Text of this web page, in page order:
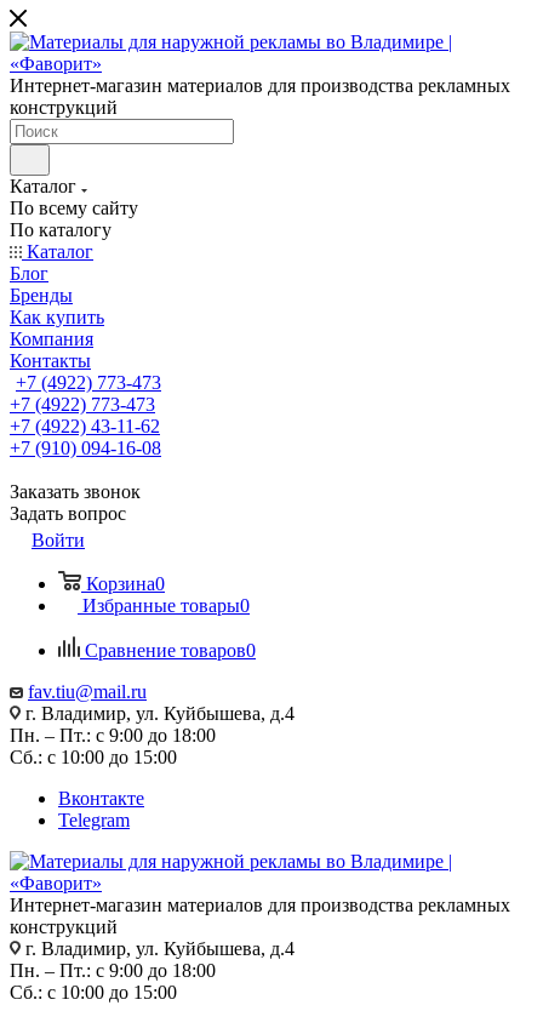
Интернет-магазин материалов для производства рекламных
конструкций
Каталог
По всему сайту
По каталогу
Каталог
Блог
Бренды
Как купить
Компания
Контакты
+7 (4922) 773-473
+7 (4922) 773-473
+7 (4922) 43-11-62
+7 (910) 094-16-08
Заказать звонок
Задать вопрос
Войти
Корзина0
Избранные товары0
Сравнение товаров0
fav.tiu@mail.ru
г. Владимир, ул. Куйбышева, д.4
Пн. – Пт.: с 9:00 до 18:00
Сб.: с 10:00 до 15:00
Вконтакте
Telegram
Интернет-магазин материалов для производства рекламных
конструкций
г. Владимир, ул. Куйбышева, д.4
Пн. – Пт.: с 9:00 до 18:00
Сб.: с 10:00 до 15:00